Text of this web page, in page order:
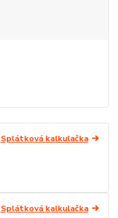
Splátková kalkulačka
Splátková kalkulačka